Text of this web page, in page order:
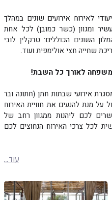
לאירוח אירועים שונים במהלך
ומגוון (כשר כמובן) לכל אחת
השונים הכוללים: טרקלין לובי
שחייה חצי אולימפית ועוד.
המשפחה לאורך כל השבת!
אירועי שבתות חתן (חתונה ובר
על מנת להנעים את חוויית האירוח
לכם ליהנות ממגוון רחב של
לכל צרכי האירוח הנחוצים לכם
עוד...